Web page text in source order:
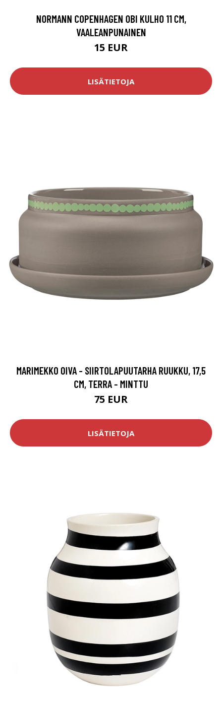
NORMANN COPENHAGEN OBI KULHO 11 CM,
VAALEANPUNAINEN
15 EUR
LISÄTIETOJA
MARIMEKKO OIVA - SIIRTOLAPUUTARHA RUUKKU, 17,5
CM, TERRA - MINTTU
75 EUR
LISÄTIETOJA